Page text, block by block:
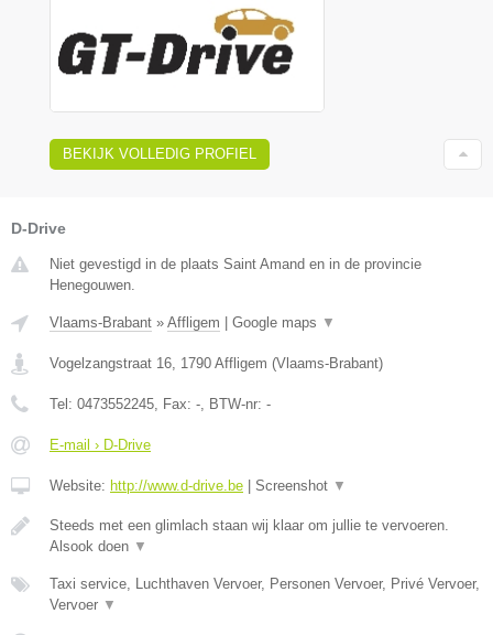
BEKIJK VOLLEDIG PROFIEL
D-Drive
Niet gevestigd in de plaats Saint Amand en in de provincie
Henegouwen.
Vlaams-Brabant » Affligem Google maps ▼
Vogelzangstraat 16, 1790 Affligem (Vlaams-Brabant)
Tel: 0473552245, Fax: -, BTW-nr: -
E-mail › D-Drive
Website: http://www.d-drive.be Screenshot ▼
Steeds met een glimlach staan wij klaar om jullie te vervoeren.
Alsook doen ▼
Taxi service, Luchthaven Vervoer, Personen Vervoer, Privé Vervoer,
Vervoer ▼